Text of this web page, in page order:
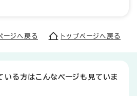
ージへ戻る トップページへ戻る
いる方はこんなページも見ていま